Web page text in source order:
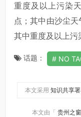
重度及以上污染
点；其中由沙尘
其中重度及以上污
话题： NO
本文采用 知识共享
本文由「 贵州之窗